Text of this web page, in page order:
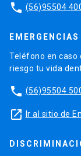
phone (56)95504
EMERGENCIAS
Teléfono en caso
riesgo tu vida
phone (56)95504
launch Ir al sitio de